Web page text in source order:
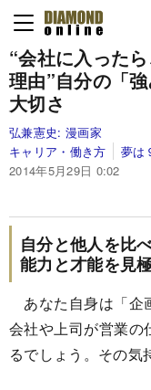
“会社に入った
理由”自分の「
大切さ
弘兼憲史: 漫画家
キャリア・働き方
夢は
2014年5月29日 0:02
自分と他人を比べ
能力と才能を見
あなた自身は「企
会社や上司が営業の
るでしょう。その気